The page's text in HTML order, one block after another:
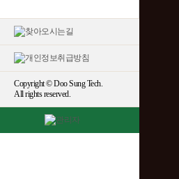
Copyright © Doo Sung Tech.
All rights reserved.